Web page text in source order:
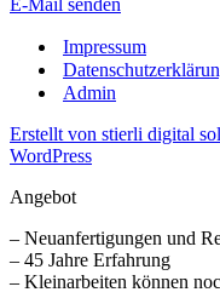
E-Mail senden
Impressum
Admin
Erstellt von stierli digital
WordPress
Angebot
– Neuanfertigungen und
– 45 Jahre Erfahrung
– Kleinarbeiten können